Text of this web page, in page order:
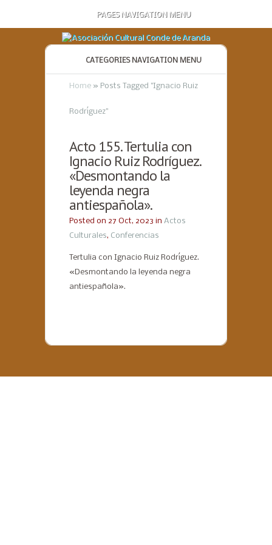
PAGES NAVIGATION MENU
CATEGORIES NAVIGATION MENU
Home » Posts Tagged "Ignacio Ruiz
Rodríguez"
Acto 155. Tertulia con
Ignacio Ruiz Rodríguez.
«Desmontando la
leyenda negra
antiespañola».
Posted on 27 Oct, 2023 in Actos
Culturales, Conferencias
Tertulia con Ignacio Ruiz Rodríguez.
«Desmontando la leyenda negra
antiespañola».